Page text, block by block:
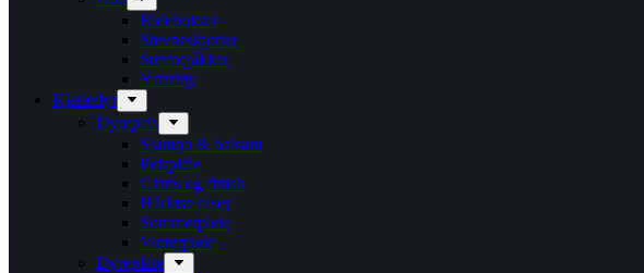
Ridebukser
Stevneskjorter
Stevnejakker
Yttertøy
Kjæledyr
Dyrepels
Sjampo & balsam
Pelspleie
Glans og finish
Hårløse raser
Sommerpleie
Vinterpleie
Dyrepleie